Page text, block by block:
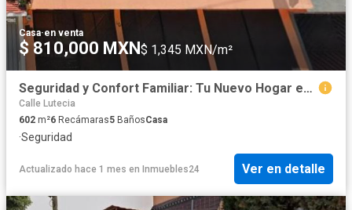
Casa·en venta
$ 810,000 MXN$ 1,345 MXN/m²
Seguridad y Confort Familiar: Tu Nuevo Hogar en Lomas Estrella
Calle Lutecia
602 m²6 Recámaras5 BañosCasa
·Seguridad
Actualizado hace 1 mes en Inmuebles24 Ver en detalle